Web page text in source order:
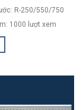
R-250/550/750
1000 lượt xem